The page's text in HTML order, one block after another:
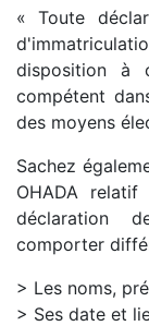
« Toute
disposition à
compétent
des moyens
Sachez
OHADA
déclaration
comporter
> Les noms,
> Ses date et